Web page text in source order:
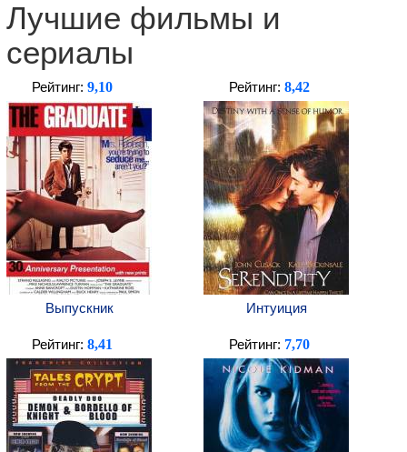
Лучшие фильмы и
сериалы
Рейтинг: 9,10
Выпускник
Рейтинг: 8,42
Интуиция
Рейтинг: 8,41 Рейтинг: 7,70